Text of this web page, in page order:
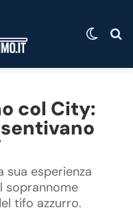
col City:
sua esperienza
soprannome
tifo azzurro.